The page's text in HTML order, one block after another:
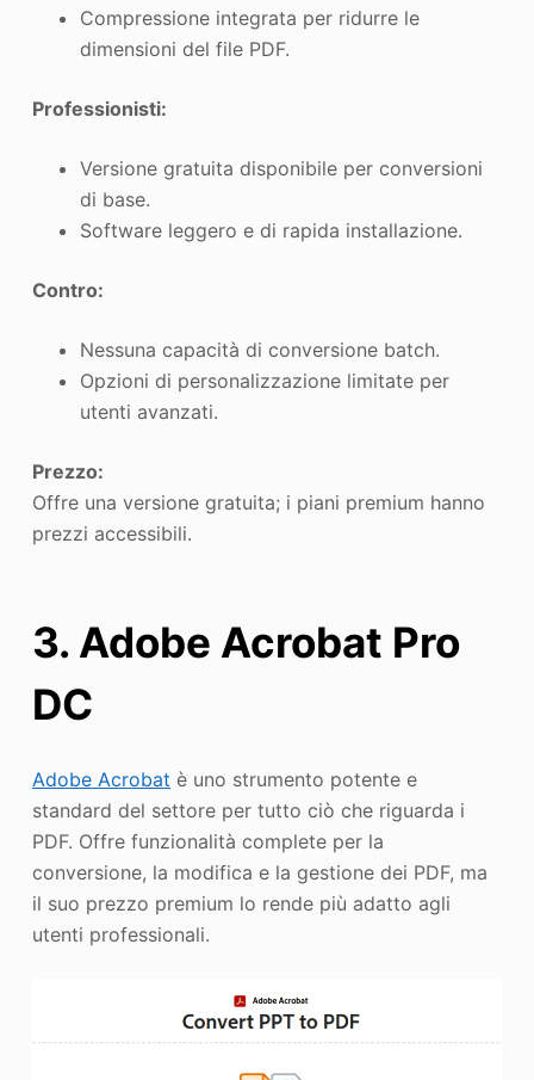
Compressione integrata per ridurre le
dimensioni del file PDF.
Professionisti:
Versione gratuita disponibile per conversioni
di base.
Software leggero e di rapida installazione.
Contro:
Nessuna capacità di conversione batch.
Opzioni di personalizzazione limitate per
utenti avanzati.
Prezzo:
Offre una versione gratuita; i piani premium hanno
prezzi accessibili.
3. Adobe Acrobat Pro
DC
Adobe Acrobat è uno strumento potente e
standard del settore per tutto ciò che riguarda i
PDF. Offre funzionalità complete per la
conversione, la modifica e la gestione dei PDF, ma
il suo prezzo premium lo rende più adatto agli
utenti professionali.